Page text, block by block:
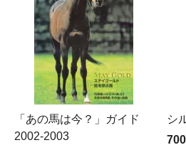
「あの馬は今？」ガイド
2002-2003
シ